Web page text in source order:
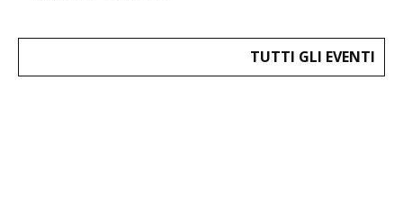
TUTTI GLI EVENTI